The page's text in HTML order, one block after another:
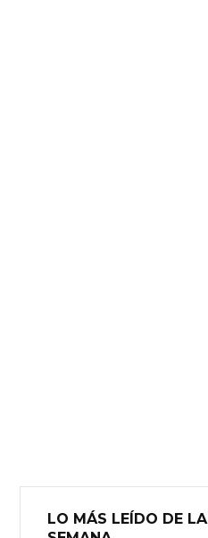
LO MÁS LEÍDO DE LA